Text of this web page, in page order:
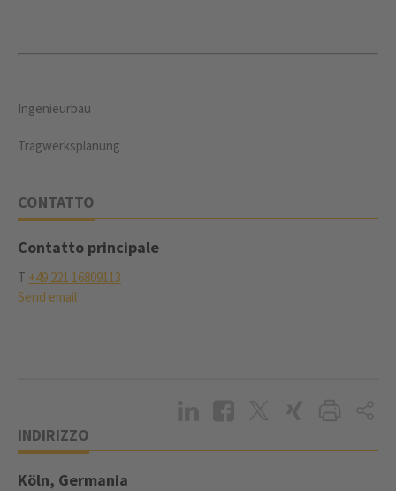
Ingenieurbau
Tragwerksplanung
CONTATTO
Contatto principale
T +49 221 16809113
Send email
INDIRIZZO
Köln, Germania